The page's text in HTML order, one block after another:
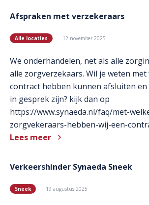
Afspraken met verzekeraars
Alle locaties 12 november 2025
We onderhandelen, net als alle
alle zorgverzekaars. Wil je weten met
contract hebben kunnen afsluiten en
in gesprek zijn? kijk dan op
https://www.synaeda.nl/faq/met-
zorgvekeraars-hebben-wij-een-
Lees meer
Verkeershinder Synaeda Sneek
Sneek 19 augustus 2025